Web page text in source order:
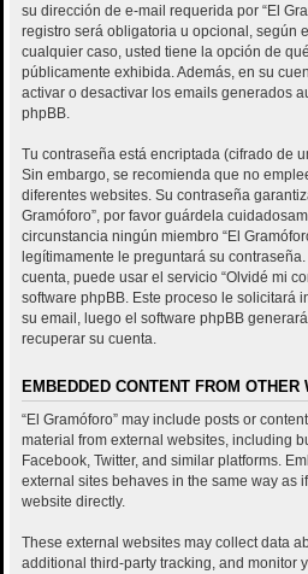
su dirección de e-mail requerida por “El
registro será obligatoria u opcional, según
cualquier caso, usted tiene la opción de
públicamente exhibida. Además, en su
activar o desactivar los emails generados
phpBB.
Tu contraseña está encriptada (cifrado de
Sin embargo, se recomienda que no
diferentes websites. Su contraseña
Gramóforo”, por favor guárdela
circunstancia ningún miembro “El
legítimamente le preguntará su
cuenta, puede usar el servicio “Olvidé mi
software phpBB. Este proceso le solicitará
su email, luego el software phpBB
recuperar su cuenta.
EMBEDDED CONTENT FROM OTHER
“El Gramóforo” may include posts or
material from external websites, including
Facebook, Twitter, and similar platforms.
external sites behaves in the same way as
website directly.
These external websites may collect data
additional third-party tracking, and monitor